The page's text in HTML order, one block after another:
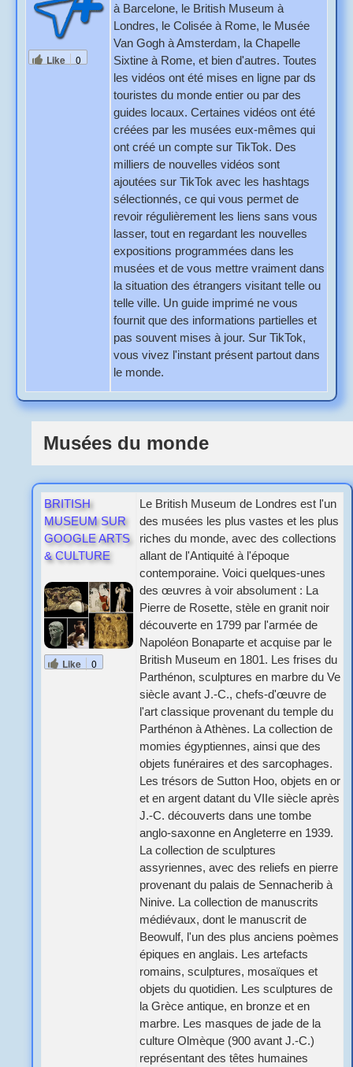
Like 0
à Barcelone, le British Museum à
Londres, le Colisée à Rome, le Musée
Van Gogh à Amsterdam, la Chapelle
Sixtine à Rome, et bien d'autres. Toutes
les vidéos ont été mises en ligne par ds
touristes du monde entier ou par des
guides locaux. Certaines vidéos ont été
créées par les musées eux-mêmes qui
ont créé un compte sur TikTok. Des
milliers de nouvelles vidéos sont
ajoutées sur TikTok avec les hashtags
sélectionnés, ce qui vous permet de
revoir régulièrement les liens sans vous
lasser, tout en regardant les nouvelles
expositions programmées dans les
musées et de vous mettre vraiment dans
la situation des étrangers visitant telle ou
telle ville. Un guide imprimé ne vous
fournit que des informations partielles et
pas souvent mises à jour. Sur TikTok,
vous vivez l'instant présent partout dans
le monde.
Musées du monde
BRITISH
MUSEUM SUR
GOOGLE ARTS
& CULTURE
Like 0
Le British Museum de Londres est l'un
des musées les plus vastes et les plus
riches du monde, avec des collections
allant de l'Antiquité à l'époque
contemporaine. Voici quelques-unes
des œuvres à voir absolument : La
Pierre de Rosette, stèle en granit noir
découverte en 1799 par l'armée de
Napoléon Bonaparte et acquise par le
British Museum en 1801. Les frises du
Parthénon, sculptures en marbre du Ve
siècle avant J.-C., chefs-d'œuvre de
l'art classique provenant du temple du
Parthénon à Athènes. La collection de
momies égyptiennes, ainsi que des
objets funéraires et des sarcophages.
Les trésors de Sutton Hoo, objets en or
et en argent datant du VIIe siècle après
J.-C. découverts dans une tombe
anglo-saxonne en Angleterre en 1939.
La collection de sculptures
assyriennes, avec des reliefs en pierre
provenant du palais de Sennacherib à
Ninive. La collection de manuscrits
médiévaux, dont le manuscrit de
Beowulf, l'un des plus anciens poèmes
épiques en anglais. Les artefacts
romains, sculptures, mosaïques et
objets du quotidien. Les sculptures de
la Grèce antique, en bronze et en
marbre. Les masques de jade de la
culture Olmèque (900 avant J.-C.)
représentant des têtes humaines